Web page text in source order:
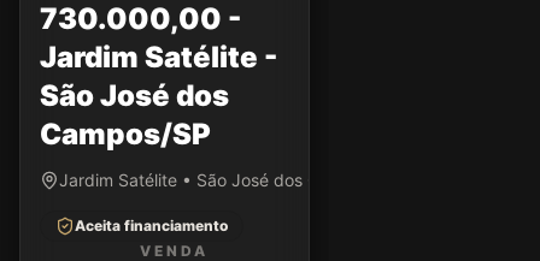
730.000,00 -
Jardim Satélite -
São José dos
Campos/SP
Jardim Satélite • São José dos Campos/SP
Aceita financiamento
VENDA